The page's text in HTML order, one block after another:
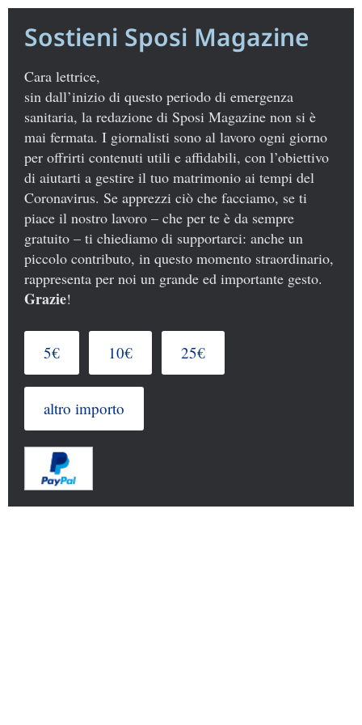
Sostieni Sposi Magazine
Cara lettrice,
sin dall’inizio di questo periodo di emergenza
sanitaria, la redazione di Sposi Magazine non si è
mai fermata. I giornalisti sono al lavoro ogni giorno
per offrirti contenuti utili e affidabili, con l’obiettivo
di aiutarti a gestire il tuo matrimonio ai tempi del
Coronavirus. Se apprezzi ciò che facciamo, se ti
piace il nostro lavoro – che per te è da sempre
gratuito – ti chiediamo di supportarci: anche un
piccolo contributo, in questo momento straordinario,
rappresenta per noi un grande ed importante gesto.
Grazie!
5€ 10€ 25€
altro importo